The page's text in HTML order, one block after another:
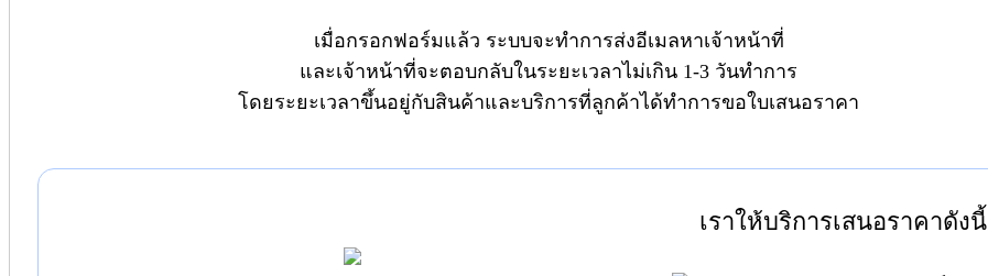
เมื่อกรอกฟอร์มแล้ว ระบบจะทำการส่งอีเมลหาเจ้าหน้าที่
และเจ้าหน้าที่จะตอบกลับในระยะเวลาไม่เกิน 1-3 วันทำการ
โดยระยะเวลาขึ้นอยู่กับสินค้าและบริการที่ลูกค้าได้ทำการขอใบเสนอราคา
เราให้บริการเสนอราคาดังนี้